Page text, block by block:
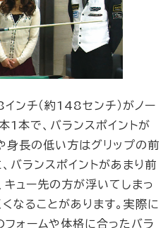
ンチ（約148センチ）がノー
1本で、バランスポイントが
身長の低い方はグリップの前
バランスポイントがあまり前
キュー先の方が浮いてしまっ
なることがあります。実際に
フォームや体格に合ったバラ